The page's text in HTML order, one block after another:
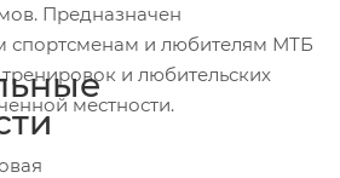
Предназначен
спортсменам и любителям МТБ
и любительских
местности.